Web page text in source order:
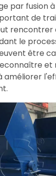
par fusion à
de
rencontrer
le
être
et
améliorer